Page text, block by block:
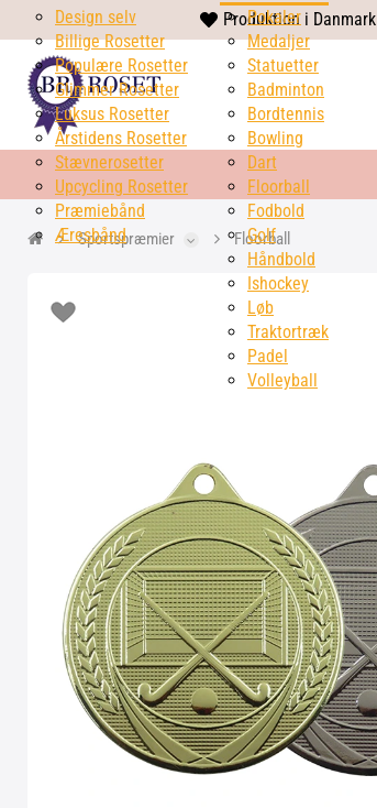
heart
solid
Produktion i Danmark
Design selv
Billige Rosetter
Populære Rosetter
Glimmer Rosetter
Luksus Rosetter
Årstidens Rosetter
Stævnerosetter
Upcycling Rosetter
Præmiebånd
Æresbånd
Pokaler
Medaljer
Statuetter
Badminton
Bordtennis
Bowling
Dart
Floorball
Fodbold
Golf
Håndbold
Ishockey
Løb
Traktortræk
Padel
Volleyball
Sportspræmier Floorball